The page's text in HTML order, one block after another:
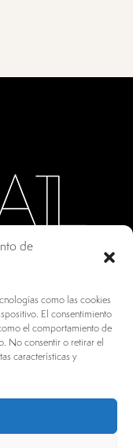
de
como las cookies
El consentimiento
el comportamiento de
No consentir o retirar el
características y